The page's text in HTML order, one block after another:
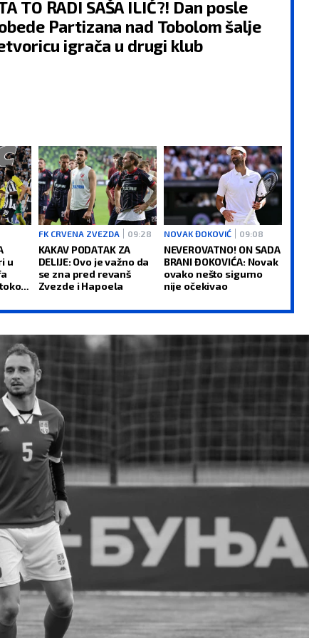
TO RADI SAŠA ILIĆ?! Dan posle
Partizana nad Tobolom šalje
igrača u drugi klub
u
FK CRVENA ZVEZDA 09:28
KAKAV PODATAK ZA
DELIJE: Ovo je važno da
se zna pred revanš
Zvezde i Hapoela
NOVAK ĐOKOVIĆ 09:08
NEVEROVATNO! ON SADA
BRANI ĐOKOVIĆA: Novak
ovako nešto sigurno
nije očekivao
ŠKORPIJA
24.10 - 22.11
Problematičan
Očekuju vas
rešenja.
Zračite posebnim
pa ćete privlačiti
suprotnog pola na
koraku i imaćete
prilike za flert.
Dobro.
STRELAC
23.11 - 21.12
POSAO:Moguće je da ćete
kolegama u pitanju.
da zauzmete neutralan
ne zauzimate ničiju stranu.
LJUBAV:Tokom ovog
kako s ukućanima tako i s
partnerom.
ZDRAVLJE: